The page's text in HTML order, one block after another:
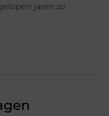
jaren zo